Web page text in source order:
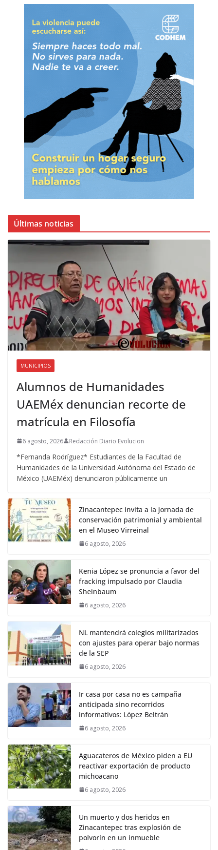
Últimas noticias
MUNICIPIOS
Alumnos de Humanidades
UAEMéx denuncian recorte de
matrícula en Filosofía
6 agosto, 2026 Redacción Diario Evolucion
*Fernanda Rodríguez* Estudiantes de la Facultad de
Humanidades de la Universidad Autónoma del Estado de
México (UAEMéx) denunciaron públicamente un
Zinacantepec invita a la jornada de
conservación patrimonial y ambiental
en el Museo Virreinal
6 agosto, 2026
Kenia López se pronuncia a favor del
fracking impulsado por Claudia
Sheinbaum
6 agosto, 2026
NL mantendrá colegios militarizados
con ajustes para operar bajo normas
de la SEP
6 agosto, 2026
Ir casa por casa no es campaña
anticipada sino recorridos
informativos: López Beltrán
6 agosto, 2026
Aguacateros de México piden a EU
reactivar exportación de producto
michoacano
6 agosto, 2026
Un muerto y dos heridos en
Zinacantepec tras explosión de
polvorín en un inmueble